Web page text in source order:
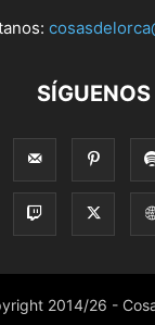
SÍGUENOS
2014/26 -